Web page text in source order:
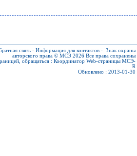
связь - Информация для контактов - Знак охраны
авторского права © МСЭ 2026 Все права сохранены
обращаться : Координатор Web-страницы МСЭ-
R
Обновлено : 2013-01-30